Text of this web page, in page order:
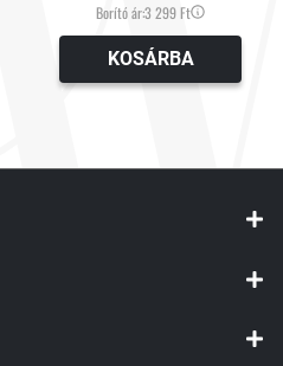
Borító ár:3 299 Ft
KOSÁRBA